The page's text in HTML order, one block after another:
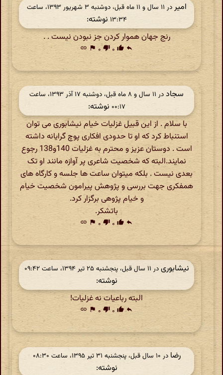
امیر
در ‫۱۱ سال و ۱۱ ماه قبل، دوشنبه ۳ شهریور ۱۳۹۳، ساعت
۱۳:۳۴نوشته:
رنج جهان هموار کردن جز نبودن نیست . .
reply
thumb_up ۰ thumb_down ۰ flag
link
سجاد
در ‫۱۱ سال و ۸ ماه قبل، دوشنبه ۱۷ آذر ۱۳۹۳، ساعت
۰۰:۱۷ نوشته:
با سلام . از این قبیل غزلیات خیام نیشابوری می توان
استنباط کرد که او تا حدودی افکاری پوچ گرایانه داشته
است . دوستان عزیز و محترم به غزلیات 140و138 رجوع
نمایند.البته که شخصیت شاعری پر آوازه مانند او تک
بعدی نیست . بلکه میتوان ساعت ها جلسه و کارگاه های
همفکری جهت بررسی و پژوهش پیرامون شخصیت خیام
و خیام پژوهی برگزار کرد.
باتشکر.
reply
thumb_up ۰ thumb_down ۰ flag
link
نیشابوریدر ‫۱۱ سال قبل، پنجشنبه ۲۵ تیر ۱۳۹۴، ساعت ۰۹:۴۲
نوشته:
البته رباعیات نه غزلیات!
reply
thumb_up ۰ thumb_down ۰ flag
link
رضادر ‫۱۰ سال قبل، پنجشنبه ۳۱ تیر ۱۳۹۵، ساعت ۰۸:۳۰
نوشته: